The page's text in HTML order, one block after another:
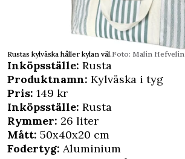
Rustas kylväska håller kylan väl.Foto: Malin Hefvelin
Inköpsställe: Rusta
Produktnamn: Kylväska i tyg
Pris: 149 kr
Inköpsställe: Rusta
Rymmer: 26 liter
Mått: 50x40x20 cm
Fodertyg: Aluminium